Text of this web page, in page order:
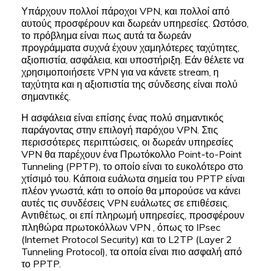
Υπάρχουν πολλοί πάροχοι VPN, και πολλοί από
αυτούς προσφέρουν και δωρεάν υπηρεσίες. Ωστόσο,
το πρόβλημα είναι πως αυτά τα δωρεάν
προγράμματα συχνά έχουν χαμηλότερες ταχύτητες,
αξιοπιστία, ασφάλεια, και υποστήριξη. Εάν θέλετε να
χρησιμοποιήσετε VPN για να κάνετε stream, η
ταχύτητα και η αξιοπιστία της σύνδεσης είναι πολύ
σημαντικές.
Η ασφάλεια είναι επίσης ένας πολύ σημαντικός
παράγοντας στην επιλογή παρόχου VPN. Στις
περισσότερες περιπτώσεις, οι δωρεάν υπηρεσίες
VPN θα παρέχουν ένα Πρωτόκολλο Point-to-Point
Tunneling (PPTP), το οποίο είναι το ευκολότερο στο
χτίσιμό του. Κάποια ευάλωτα σημεία του PPTP είναι
πλέον γνωστά, κάτι το οποίο θα μπορούσε να κάνει
αυτές τις συνδέσεις VPN ευάλωτες σε επιθέσεις.
Αντιθέτως, οι επί πληρωμή υπηρεσίες, προσφέρουν
πληθώρα πρωτοκόλλων VPN , όπως το IPsec
(Internet Protocol Security) και το L2TP (Layer 2
Tunneling Protocol), τα οποία είναι πιο ασφαλή από
το PPTP.